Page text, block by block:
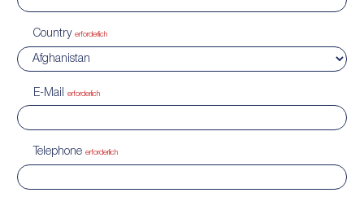
Country erforderlich
E-Mail erforderlich
Telephone erforderlich